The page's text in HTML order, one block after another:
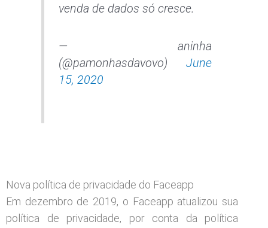
venda de dados só cresce.
— aninha
(@pamonhasdavovo)June
15, 2020
Nova política de privacidade do Faceapp
Em dezembro de 2019, o Faceapp atualizou sua
política de privacidade, por conta da política